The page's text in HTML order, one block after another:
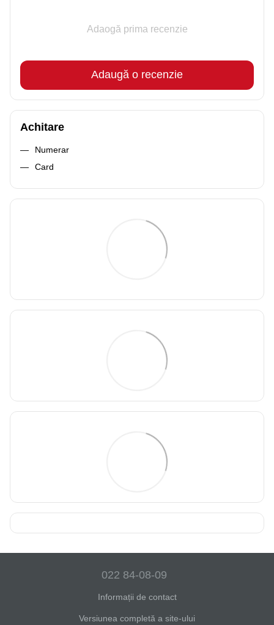
Adaogă prima recenzie
Adaugă o recenzie
Achitare
Numerar
Card
022 84-08-09
Informații de contact
Versiunea completă a site-ului